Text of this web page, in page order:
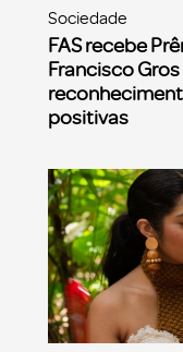
Sociedade
FAS recebe
Francisco
positivas